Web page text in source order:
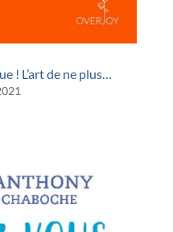
! L’art de ne plus…